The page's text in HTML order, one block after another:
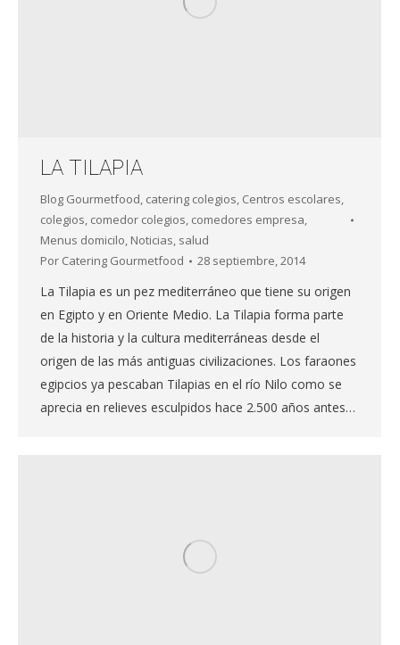
LA TILAPIA
Blog Gourmetfood, catering colegios, Centros escolares,
colegios, comedor colegios, comedores empresa,
Menus domicilo, Noticias, salud
Por Catering Gourmetfood 28 septiembre, 2014
La Tilapia es un pez mediterráneo que tiene su origen
en Egipto y en Oriente Medio. La Tilapia forma parte
de la historia y la cultura mediterráneas desde el
origen de las más antiguas civilizaciones. Los faraones
egipcios ya pescaban Tilapias en el río Nilo como se
aprecia en relieves esculpidos hace 2.500 años antes…